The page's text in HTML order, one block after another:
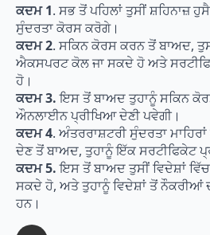
ਕਦਮ 1. ਸਭ ਤੋਂ ਪਹਿਲਾਂ ਤੁਸੀਂ ਸ਼ਹਿਨਾਜ਼
ਸੁੰਦਰਤਾ ਕੋਰਸ ਕਰੋਗੇ।
ਕਦਮ 2. ਸਕਿਨ ਕੋਰਸ ਕਰਨ ਤੋਂ ਬਾਅਦ,
ਐਕਸਪਰਟ ਕੋਲ ਜਾ ਸਕਦੇ ਹੋ ਅਤੇ
ਹੋ।
ਕਦਮ 3.ਇਸ ਤੋਂ ਬਾਅਦ ਤੁਹਾਨੂੰ ਸਕਿਨ
ਔਨਲਾਈਨ ਪ੍ਰੀਖਿਆ ਦੇਣੀ ਪਵੇਗੀ।
ਕਦਮ 4. ਅੰਤਰਰਾਸ਼ਟਰੀ ਸੁੰਦਰਤਾ
ਦੇਣ ਤੋਂ ਬਾਅਦ, ਤੁਹਾਨੂੰ ਇੱਕ ਸਰਟੀਫਿਕੇਟ
ਕਦਮ 5.ਇਸ ਤੋਂ ਬਾਅਦ ਤੁਸੀਂ ਵਿਦੇਸ਼ਾਂ
ਸਕਦੇ ਹੋ, ਅਤੇ ਤੁਹਾਨੂੰ ਵਿਦੇਸ਼ਾਂ ਤੋਂ ਨੌਕਰੀਆਂ
ਹਨ।